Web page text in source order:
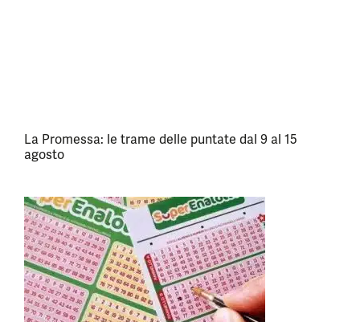
La Promessa: le trame delle puntate dal 9 al 15
agosto